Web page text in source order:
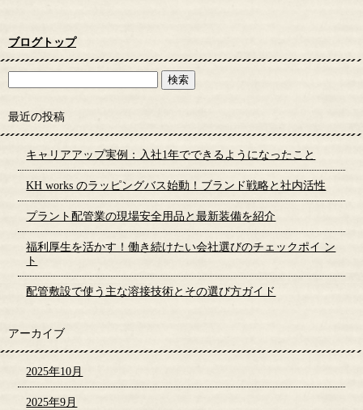
ブログトップ
最近の投稿
キャリアアップ実例：入社1年でできるようになったこと
KH works のラッピングバス始動！ブランド戦略と社内活性
プラント配管業の現場安全用品と最新装備を紹介
福利厚生を活かす！働き続けたい会社選びのチェックポイ ン
ト
配管敷設で使う主な溶接技術とその選び方ガイド
アーカイブ
2025年10月
2025年9月